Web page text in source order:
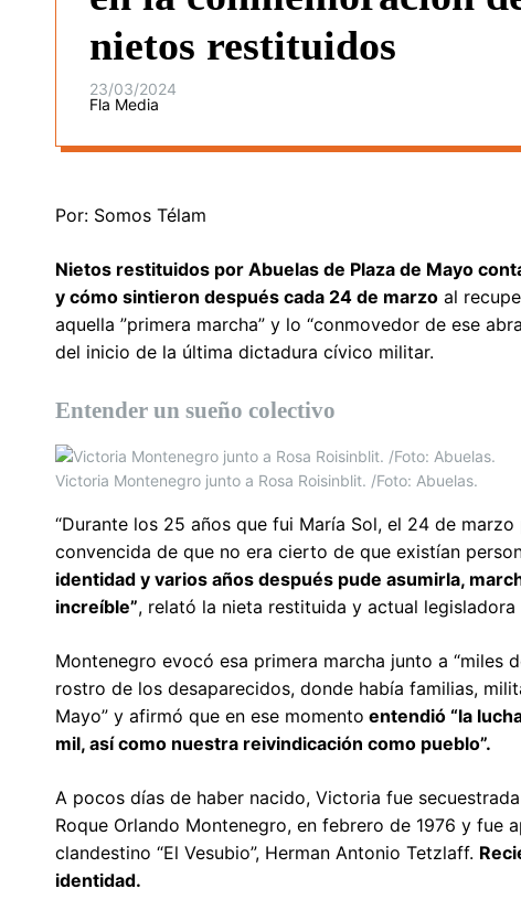
nietos restituidos
23/03/2024
Fla Media
Por: Somos Télam
Nietos restituidos por Abuelas de Plaza de Mayo
y cómo sintieron después cada 24 de marzo al
aquella ”primera marcha” y lo “conmovedor de ese
del inicio de la última dictadura cívico militar.
Entender un sueño colectivo
Victoria Montenegro junto a Rosa Roisinblit. /Foto: Abuelas.
“Durante los 25 años que fui María Sol, el 24 de
convencida de que no era cierto de que existían
identidad y varios años después pude asumirla,
increíble”, relató la nieta restituida y actual
Montenegro evocó esa primera marcha junto a “miles
rostro de los desaparecidos, donde había familias,
Mayo” y afirmó que en ese momento entendió “la
mil, así como nuestra reivindicación como pueblo”.
A pocos días de haber nacido, Victoria fue
Roque Orlando Montenegro, en febrero de 1976 y
clandestino “El Vesubio”, Herman Antonio Tetzlaff.
identidad.